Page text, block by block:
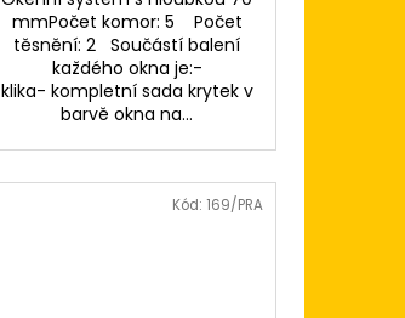
mmPočet komor: 5 Počet
těsnění: 2 Součástí balení
každého okna je:-
klika- kompletní sada krytek v
barvě okna na...
Kód: 169/PRA